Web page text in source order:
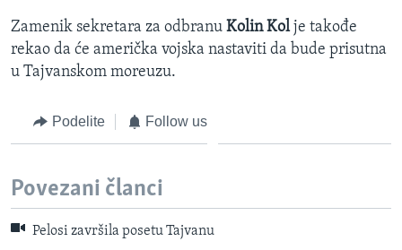
Zamenik sekretara za odbranu Kolin Kolje takođe
rekao da će američka vojska nastaviti da bude prisutna
u Tajvanskom moreuzu.
Podelite Follow us
Povezani članci
Pelosi završila posetu Tajvanu